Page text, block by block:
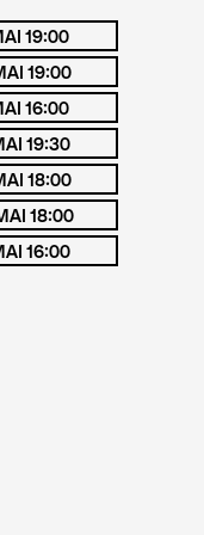
19:00
19:00
16:00
19:30
18:00
18:00
16:00